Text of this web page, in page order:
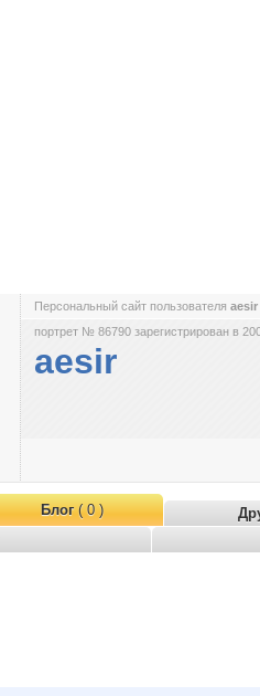
Персональный сайт пользователя aesir
портрет № 86790 зарегистрирован в
aesir
Блог( 0 )